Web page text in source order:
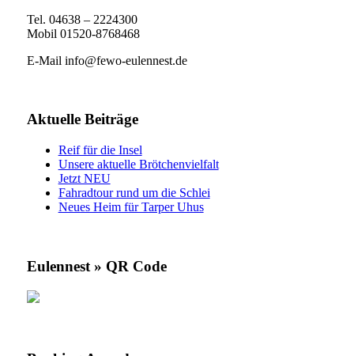
Tel. 04638 – 2224300
Mobil 01520-8768468
E-Mail info@fewo-eulennest.de
Aktuelle Beiträge
Reif für die Insel
Unsere aktuelle Brötchenvielfalt
Jetzt NEU
Fahradtour rund um die Schlei
Neues Heim für Tarper Uhus
Eulennest » QR Code